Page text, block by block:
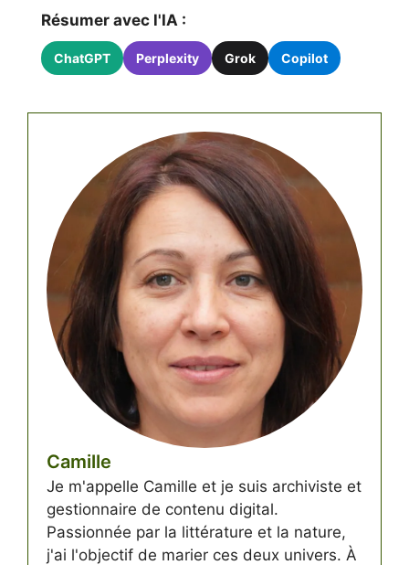
Résumer avec l'IA :
ChatGPT Perplexity Grok Copilot
Camille
Je m'appelle Camille et je suis archiviste et
gestionnaire de contenu digital.
Passionnée par la littérature et la nature,
j'ai l'objectif de marier ces deux univers. À